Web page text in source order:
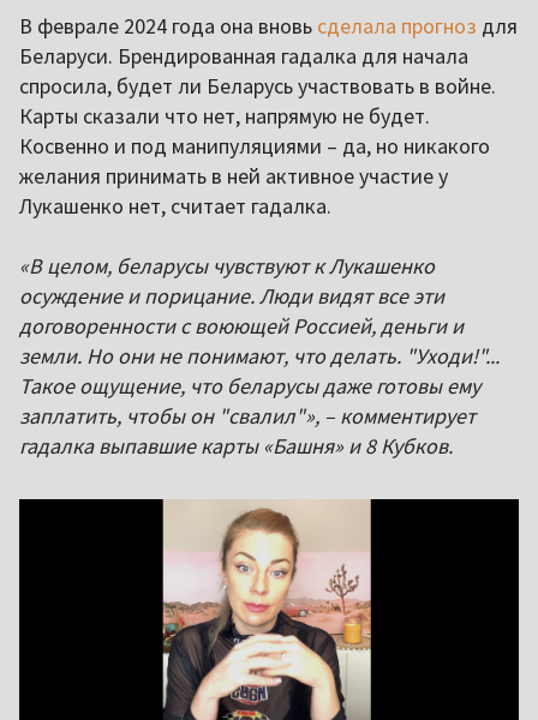
В феврале 2024 года она вновь сделала прогноз для
Беларуси. Брендированная гадалка для начала
спросила, будет ли Беларусь участвовать в войне.
Карты сказали что нет, напрямую не будет.
Косвенно и под манипуляциями – да, но никакого
желания принимать в ней активное участие у
Лукашенко нет, считает гадалка.
«В целом, беларусы чувствуют к Лукашенко
осуждение и порицание. Люди видят все эти
договоренности с воюющей Россией, деньги и
земли. Но они не понимают, что делать. "Уходи!"...
Такое ощущение, что беларусы даже готовы ему
заплатить, чтобы он "свалил"», – комментирует
гадалка выпавшие карты «Башня» и 8 Кубков.